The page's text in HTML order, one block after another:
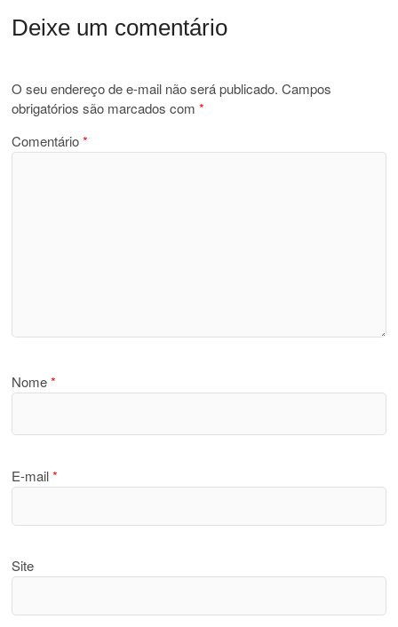
Deixe um comentário
O seu endereço de e-mail não será publicado. Campos
obrigatórios são marcados com*
Comentário*
Nome*
E-mail*
Site